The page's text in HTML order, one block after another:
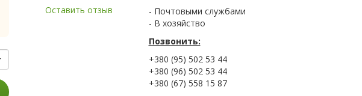
Оставить отзыв
- Почтовыми службами
- В хозяйство
Позвонить:
+380 (95) 502 53 44
+380 (96) 502 53 44
+380 (67) 558 15 87